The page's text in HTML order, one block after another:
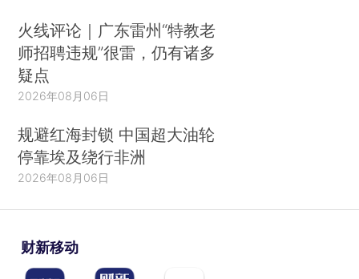
火线评论｜广东雷州“特教老
师招聘违规”很雷，仍有诸多
疑点
2026年08月06日
规避红海封锁 中国超大油轮
停靠埃及绕行非洲
2026年08月06日
财新移动